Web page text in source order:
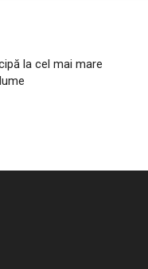
la cel mai mare